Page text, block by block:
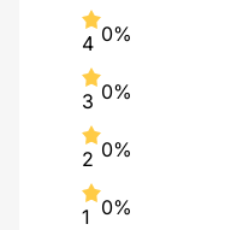
4 0%
3 0%
2 0%
1 0%